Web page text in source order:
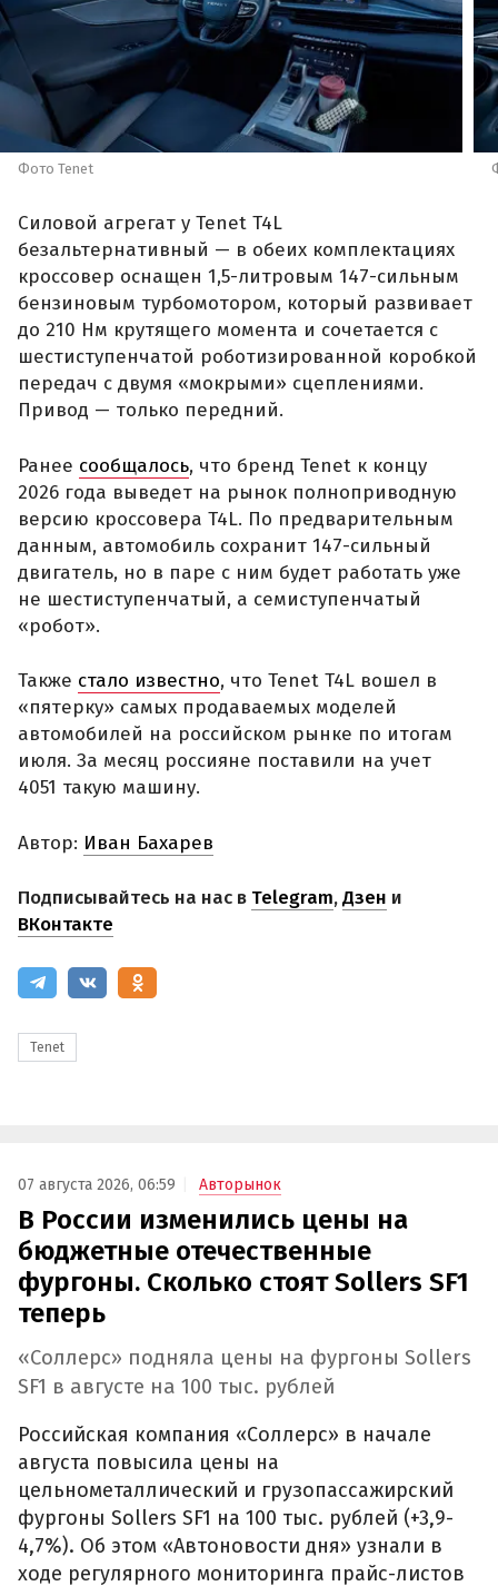
Фото Tenet
Силовой агрегат у Tenet T4L
безальтернативный — в обеих комплектациях
кроссовер оснащен 1,5-литровым 147-сильным
бензиновым турбомотором, который развивает
до 210 Нм крутящего момента и сочетается с
шестиступенчатой роботизированной коробкой
передач с двумя «мокрыми» сцеплениями.
Привод — только передний.
Ранее сообщалось, что бренд Tenet к концу
2026 года выведет на рынок полноприводную
версию кроссовера T4L. По предварительным
данным, автомобиль сохранит 147-сильный
двигатель, но в паре с ним будет работать уже
не шестиступенчатый, а семиступенчатый
«робот».
Также стало известно, что Tenet T4L вошел в
«пятерку» самых продаваемых моделей
автомобилей на российском рынке по итогам
июля. За месяц россияне поставили на учет
4051 такую машину.
Автор: Иван Бахарев
Подписывайтесь на нас в Telegram,Дзен и
ВКонтакте
Tenet
07 августа 2026, 06:59 Авторынок
В России изменились цены на
бюджетные отечественные
фургоны. Сколько стоят Sollers SF1
теперь
«Соллерс» подняла цены на фургоны Sollers
SF1 в августе на 100 тыс. рублей
Российская компания «Соллерс» в начале
августа повысила цены на
цельнометаллический и грузопассажирский
фургоны Sollers SF1 на 100 тыс. рублей (+3,9-
4,7%). Об этом «Автоновости дня» узнали в
ходе регулярного мониторинга прайс-листов